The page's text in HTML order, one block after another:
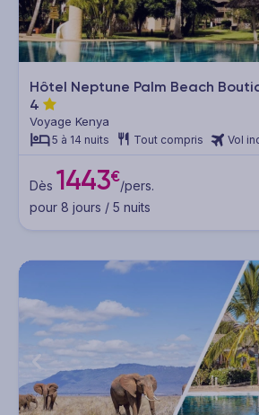
Hôtel Neptune Palm Beach
4
Voyage Kenya
5 à 14 nuits Tout compris Vol
Dès 1443€/pers.
pour 8 jours / 5 nuits